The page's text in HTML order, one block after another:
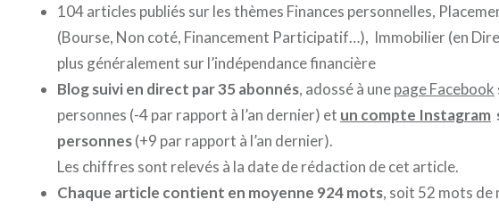
104 articles publiés sur les thèmes Finances personnelles,
(Bourse, Non coté, Financement Participatif…), Immobilier (en
plus généralement sur l’indépendance financière
Blog suivi en direct par 35 abonnés, adossé à unepage Facebook
personnes (-4 par rapport à l’an dernier) et un compte Instagram
personnes(+9 par rapport à l’an dernier).
Les chiffres sont relevés à la date de rédaction de cet article.
Chaque article contient en moyenne 924 mots, soit 52 mots de